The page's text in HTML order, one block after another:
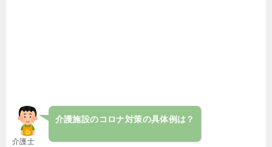
介護士
介護施設のコロナ対策の具体例は？